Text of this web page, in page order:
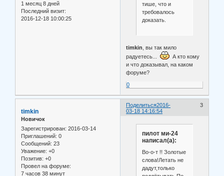
1 месяц 8 дней
Последний визит:
2016-12-18 10:00:25
тише, что и
требовалось
доказать.
timkin , вы так мило
радуетесь...
А кто кому
и что доказывал, на каком
форуме?
0
Поделиться 3
2016-
03-18 14:16:54
timkin
Новичок
Зарегистрирован: 2016-03-14
Приглашений: 0
Сообщений: 23
Уважение: +0
Позитив: +0
Провел на форуме:
7 часов 38 минут
пилот ми-24
написал(а):
Во-о-т !! Золотые
слова!Летать не
дадут,только